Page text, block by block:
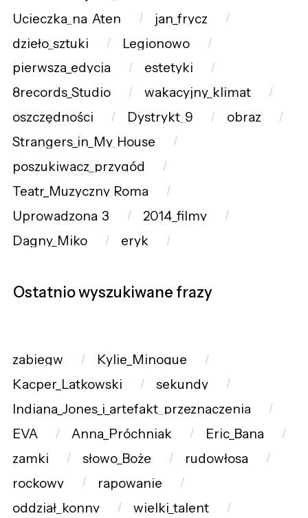
Ucieczka_na_Aten
jan_frycz
dzieło_sztuki
Legionowo
pierwsza_edycja
estetyki
8records_Studio
wakacyjny_klimat
oszczędności
Dystrykt_9
obraz
Strangers_in_My_House
poszukiwacz_przygód
Teatr_Muzyczny_Roma
Uprowadzona_3
2014_filmy
Dagny_Miko
eryk
Ostatnio wyszukiwane frazy
zabiegw
Kylie_Minogue
Kacper_Latkowski
sekundy
Indiana_Jones_i_artefakt_przeznaczenia
EVA
Anna_Próchniak
Eric_Bana
zamki
słowo_Boże
rudowłosa
rockowy
rapowanie
oddział_konny
wielki_talent